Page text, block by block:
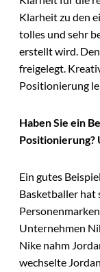
Klarheit zu den
tolles und sehr
erstellt wird.
freigelegt.
Positionierung
Haben Sie ein
Positionierung?
Ein gutes
Basketballer hat
Unternehmen
Nike nahm
wechselte